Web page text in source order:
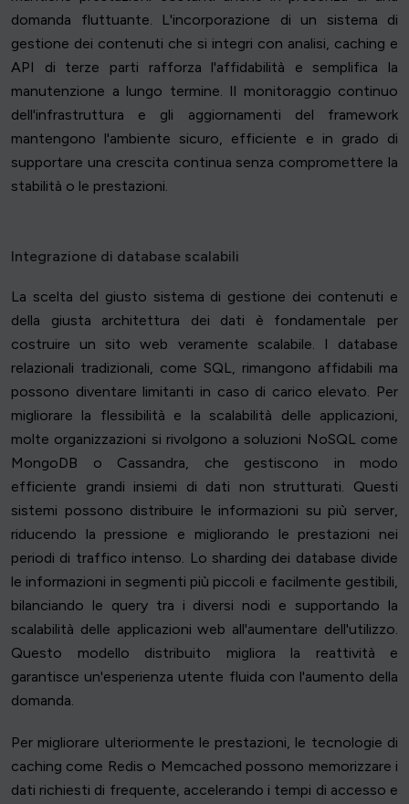
domanda fluttuante. L'incorporazione di un sistema di
gestione dei contenuti che si integri con analisi, caching e
API di terze parti rafforza l'affidabilità e semplifica la
manutenzione a lungo termine. Il monitoraggio continuo
dell'infrastruttura e gli aggiornamenti del framework
mantengono l'ambiente sicuro, efficiente e in grado di
supportare una crescita continua senza compromettere la
stabilità o le prestazioni.
Integrazione di database scalabili
La scelta del giusto sistema di gestione dei contenuti e
della giusta architettura dei dati è fondamentale per
costruire un sito web veramente scalabile. I database
relazionali tradizionali, come SQL, rimangono affidabili ma
possono diventare limitanti in caso di carico elevato. Per
migliorare la flessibilità e la scalabilità delle applicazioni,
molte organizzazioni si rivolgono a soluzioni NoSQL come
MongoDB o Cassandra, che gestiscono in modo
efficiente grandi insiemi di dati non strutturati. Questi
sistemi possono distribuire le informazioni su più server,
riducendo la pressione e migliorando le prestazioni nei
periodi di traffico intenso. Lo sharding dei database divide
le informazioni in segmenti più piccoli e facilmente gestibili,
bilanciando le query tra i diversi nodi e supportando la
scalabilità delle applicazioni web all'aumentare dell'utilizzo.
Questo modello distribuito migliora la reattività e
garantisce un'esperienza utente fluida con l'aumento della
domanda.
Per migliorare ulteriormente le prestazioni, le tecnologie di
caching come Redis o Memcached possono memorizzare i
dati richiesti di frequente, accelerando i tempi di accesso e